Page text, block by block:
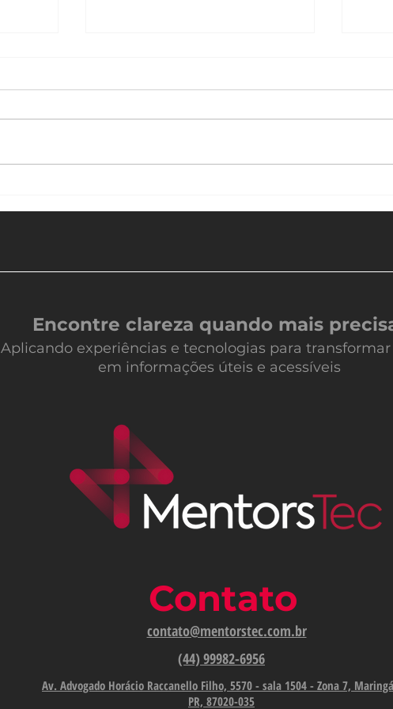
Desenvolvimento de Business
EM
Encontre clareza quando mais
Aplicando experiências e tecnologias para transformar
em informações úteis e acessíveis
Contato
contato@mentorstec.com.br
(44) 99982-6956
Av. Advogado Horácio Raccanello Filho, 5570 - sala 1504 - Zona 7,
PR, 87020-035